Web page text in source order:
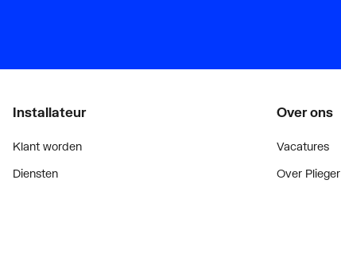
Installateur
Klant worden
Diensten
Over ons
Vacatures
Over Plieger